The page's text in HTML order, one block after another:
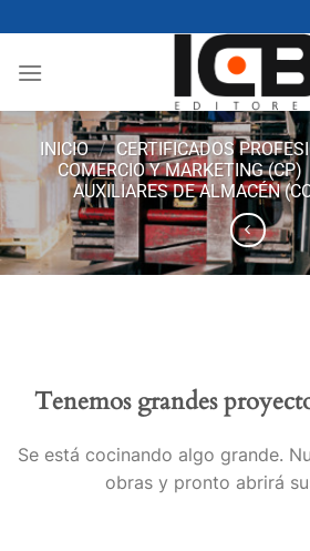
al
contenido
INICIO / CERTIFICADOS
COMERCIO Y MARKETING (CP)
AUXILIARES DE ALMACÉN
Tenemos grandes
Se está cocinando algo grande.
obras y pronto abrirá